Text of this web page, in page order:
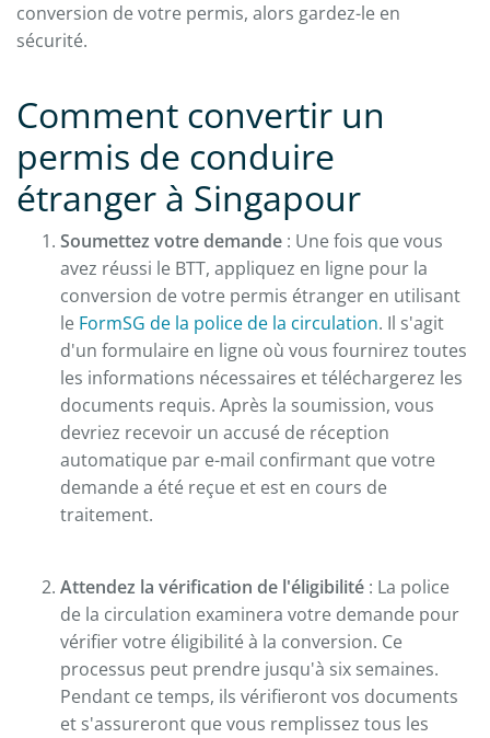
conversion de votre permis, alors gardez-le en
sécurité.
Comment convertir un
permis de conduire
étranger à Singapour
Soumettez votre demande : Une fois que vous
avez réussi le BTT, appliquez en ligne pour la
conversion de votre permis étranger en utilisant
le FormSG de la police de la circulation. Il s'agit
d'un formulaire en ligne où vous fournirez toutes
les informations nécessaires et téléchargerez les
documents requis. Après la soumission, vous
devriez recevoir un accusé de réception
automatique par e-mail confirmant que votre
demande a été reçue et est en cours de
traitement.
Attendez la vérification de l'éligibilité : La police
de la circulation examinera votre demande pour
vérifier votre éligibilité à la conversion. Ce
processus peut prendre jusqu'à six semaines.
Pendant ce temps, ils vérifieront vos documents
et s'assureront que vous remplissez tous les